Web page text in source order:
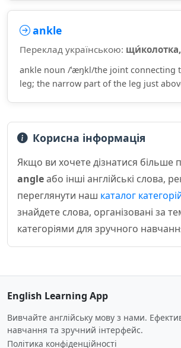
ankle
Переклад українською: щи́колотка,
ankle noun /ˈæŋkl/the joint connecting
leg; the narrow part of the leg just
Корисна інформація
Якщо ви хочете дізнатися більше
angleабо інші англійські слова,
переглянути наш каталог
знайдете слова, організовані за
категоріями для зручного
English Learning App
Вивчайте англійську мову з нами.
навчання та зручний інтерфейс.
Політика конфіденційності